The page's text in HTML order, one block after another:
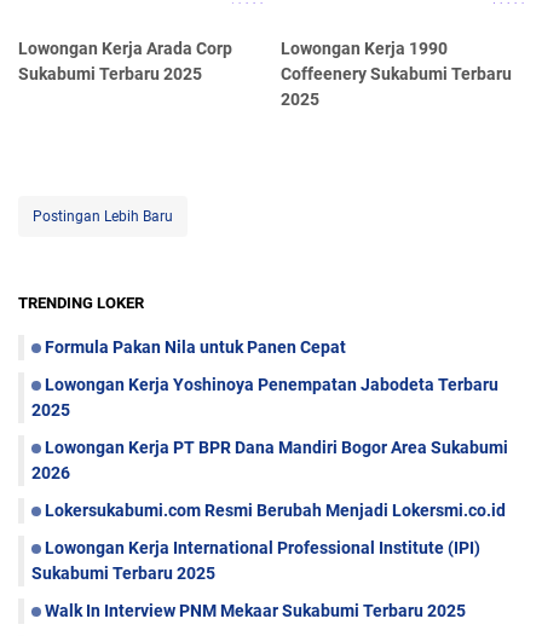
Lowongan Kerja Arada Corp
Sukabumi Terbaru 2025
Lowongan Kerja 1990
Coffeenery Sukabumi Terbaru
2025
Postingan Lebih Baru
TRENDING LOKER
Formula Pakan Nila untuk Panen Cepat
Lowongan Kerja Yoshinoya Penempatan Jabodeta Terbaru
2025
Lowongan Kerja PT BPR Dana Mandiri Bogor Area Sukabumi
2026
Lokersukabumi.com Resmi Berubah Menjadi Lokersmi.co.id
Lowongan Kerja International Professional Institute (IPI)
Sukabumi Terbaru 2025
Walk In Interview PNM Mekaar Sukabumi Terbaru 2025